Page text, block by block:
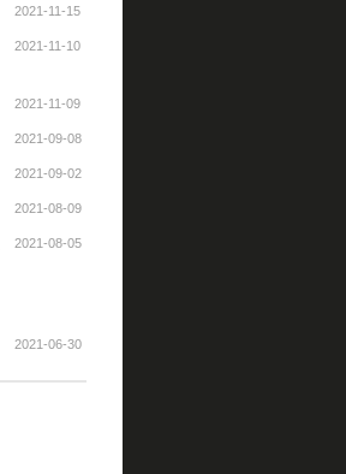
2021-11-15
2021-11-10
2021-11-09
2021-09-08
2021-09-02
2021-08-09
2021-08-05
2021-06-30